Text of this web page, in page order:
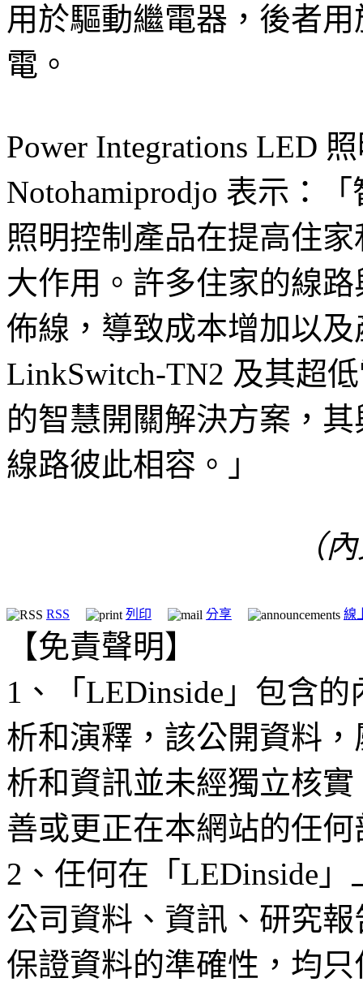
用於驅動繼電器，後者
電。
Power Integrations LED
Notohamiprodjo 表示：
照明控制產品在提高住
大作用。許多住家的線
佈線，導致成本增加以
LinkSwitch-TN2 及其超
的智慧開關解決方案，
線路彼此相容。」
（
RSS 列印 分享 線
【免責聲明】
1、「LEDinside」包含
析和演釋，該公開資料
析和資訊並未經獨立核
善或更正在本網站的任
2、任何在「LEDinside
公司資料、資訊、研究
保證資料的準確性，均